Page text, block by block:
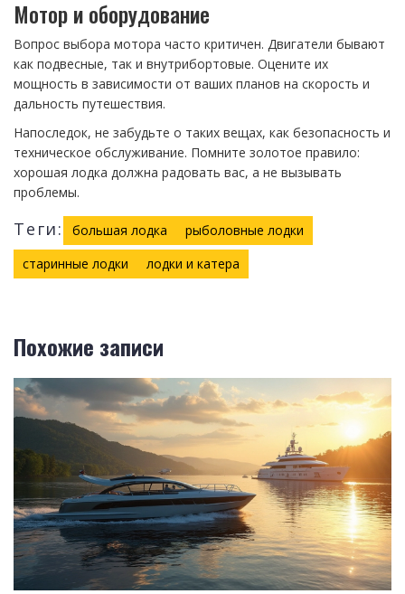
Мотор и оборудование
Вопрос выбора мотора часто критичен. Двигатели бывают
как подвесные, так и внутрибортовые. Оцените их
мощность в зависимости от ваших планов на скорость и
дальность путешествия.
Напоследок, не забудьте о таких вещах, как безопасность и
техническое обслуживание. Помните золотое правило:
хорошая лодка должна радовать вас, а не вызывать
проблемы.
Теги: большая лодка
рыболовные лодки
старинные лодки
лодки и катера
Похожие записи